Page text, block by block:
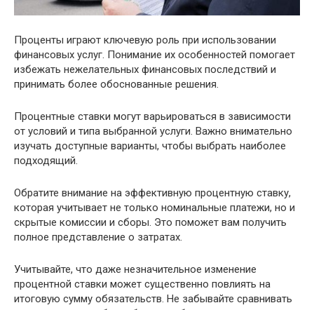
Проценты играют ключевую роль при использовании
финансовых услуг. Понимание их особенностей помогает
избежать нежелательных финансовых последствий и
принимать более обоснованные решения.
Процентные ставки могут варьироваться в зависимости
от условий и типа выбранной услуги. Важно внимательно
изучать доступные варианты, чтобы выбрать наиболее
подходящий.
Обратите внимание на эффективную процентную ставку,
которая учитывает не только номинальные платежи, но и
скрытые комиссии и сборы. Это поможет вам получить
полное представление о затратах.
Учитывайте, что даже незначительное изменение
процентной ставки может существенно повлиять на
итоговую сумму обязательств. Не забывайте сравнивать